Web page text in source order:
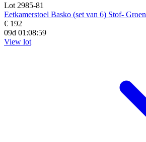
Lot 2985-81
Eetkamerstoel Basko (set van 6) Stof- Groen
€ 192
09d 01:08:58
View lot